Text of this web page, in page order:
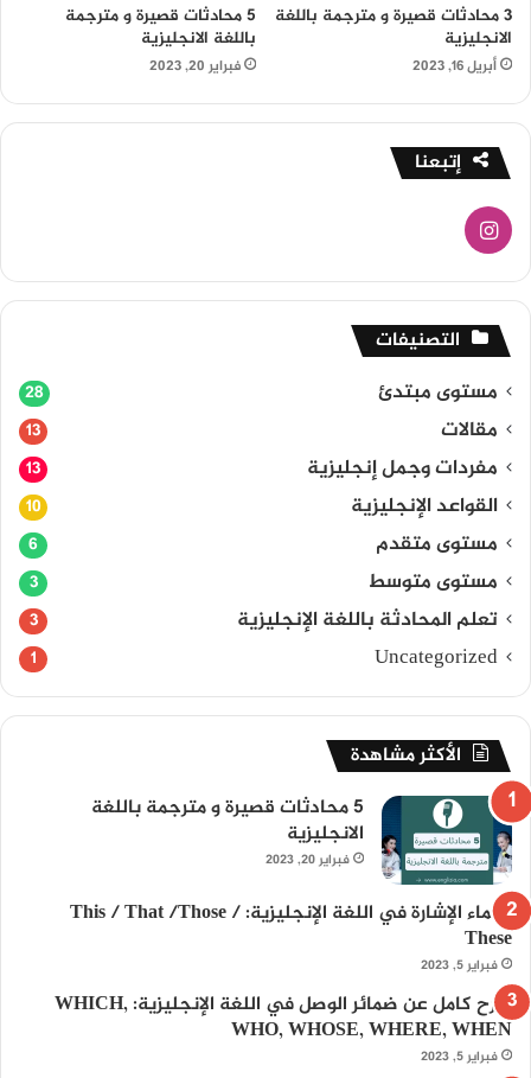
3 محادثات قصيرة و مترجمة باللغة
الانجليزية
أبريل 16, 2023
5 محادثات قصيرة و مترجمة
باللغة الانجليزية
فبراير 20, 2023
إتبعنا
انستقرام
التصنيفات
مستوى مبتدئ 28
مقالات 13
مفردات وجمل إنجليزية 13
القواعد الإنجليزية 10
مستوى متقدم 6
مستوى متوسط 3
تعلم المحادثة باللغة الإنجليزية 3
Uncategorized
1
الأكثر مشاهدة
5 محادثات قصيرة و مترجمة باللغة
الانجليزية
فبراير 20, 2023
أسماء الإشارة في اللغة الإنجليزية: This / That /Those /
These
فبراير 5, 2023
شرح كامل عن ضمائر الوصل في اللغة الإنجليزية: WHICH,
WHO, WHOSE, WHERE, WHEN
فبراير 5, 2023